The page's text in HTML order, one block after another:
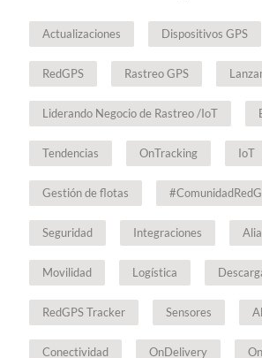
Actualizaciones Dispositivos GPS
RedGPS Rastreo GPS
Liderando Negocio de Rastreo /IoT
Tendencias OnTracking IoT
Gestión de flotas
Seguridad Integraciones
Movilidad Logística
RedGPS Tracker Sensores
Conectividad OnDelivery